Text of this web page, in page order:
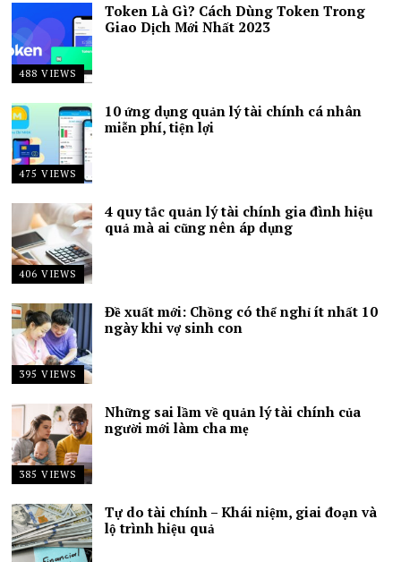
488 VIEWS
Token Là Gì? Cách Dùng Token Trong
Giao Dịch Mới Nhất 2023
475 VIEWS
10 ứng dụng quản lý tài chính cá nhân
miễn phí, tiện lợi
406 VIEWS
4 quy tắc quản lý tài chính gia đình hiệu
quả mà ai cũng nên áp dụng
395 VIEWS
Đề xuất mới: Chồng có thể nghỉ ít nhất 10
ngày khi vợ sinh con
385 VIEWS
Những sai lầm về quản lý tài chính của
người mới làm cha mẹ
Tự do tài chính – Khái niệm, giai đoạn và
lộ trình hiệu quả